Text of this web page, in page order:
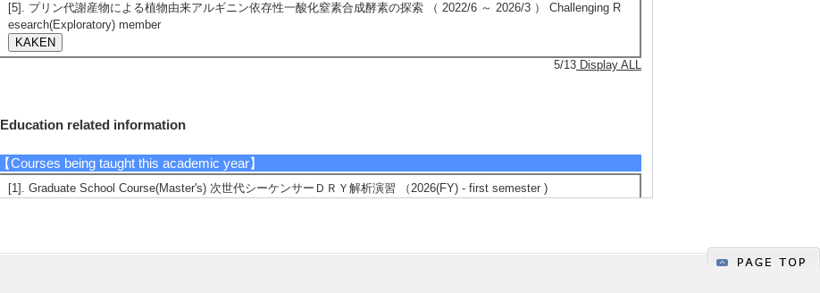
[5]. プリン代謝産物による植物由来アルギニン依存性一酸化窒素合成酵素の探索 （ 2022/6 ～ 2026/3 ） Challenging R
esearch(Exploratory) member
5/13 Display ALL
Education related information
【Courses being taught this academic year】
[1]. Graduate School Course(Master's) 次世代シーケンサーＤＲＹ解析演習 （2026(FY) - first semester )
2024(FY)